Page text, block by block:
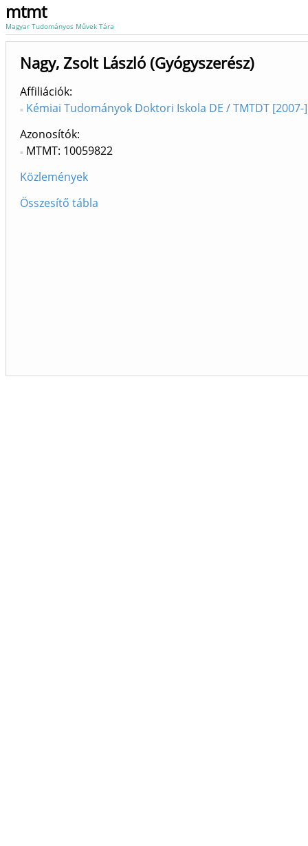
mtmt
Magyar Tudományos Művek Tára
Nagy, Zsolt László (Gyógyszerész)
Affiliációk
Kémiai Tudományok Doktori Iskola DE / TMTDT [2007-]
Azonosítók
MTMT: 10059822
Közlemények
Összesítő tábla